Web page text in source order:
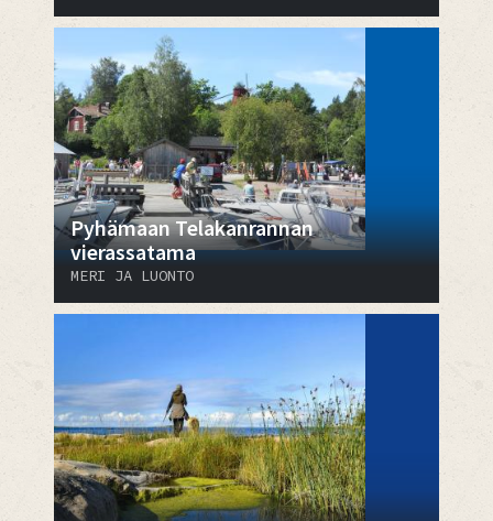
Pyhämaan Telakanrannan
vierassatama
MERI JA LUONTO